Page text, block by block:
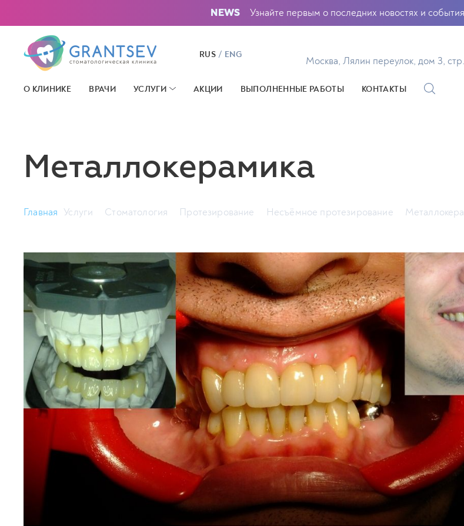
NEWS Узнайте первым о последних новостях и
RUS / ENG Москва, Лялин переулок, дом 3,
О КЛИНИКЕ ВРАЧИ УСЛУГИ АКЦИИ ВЫПОЛНЕННЫЕ РАБОТЫ КОНТАКТЫ
Металлокерамика
Главная Услуги Стоматология Протезирование Несъёмное протезирование